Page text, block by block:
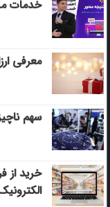
خدمات
معرفی
سهم
خرید از